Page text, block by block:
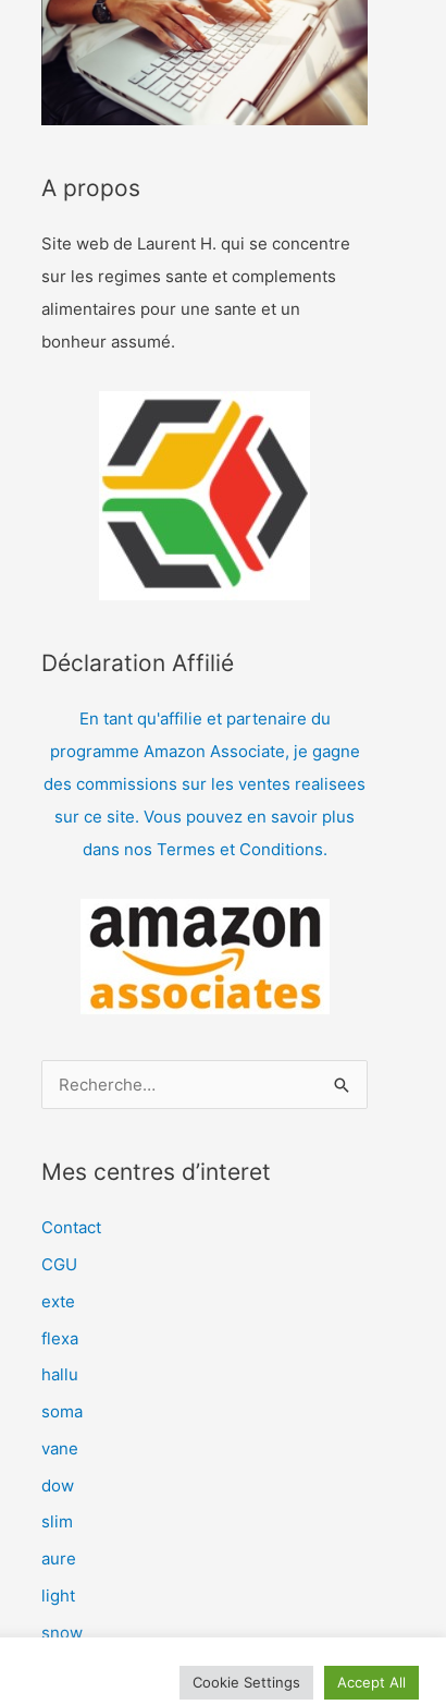
A propos
Site web de Laurent H. qui se concentre
sur les regimes sante et complements
alimentaires pour une sante et un
bonheur assumé.
Déclaration Affilié
En tant qu'affilie et partenaire du
programme Amazon Associate, je gagne
des commissions sur les ventes realisees
sur ce site. Vous pouvez en savoir plus
dans nos Termes et Conditions.
e
e
r
:
Mes centres d’interet
Contact
CGU
exte
flexa
hallu
soma
vane
dow
slim
aure
light
snow
Cookie Settings Accept All